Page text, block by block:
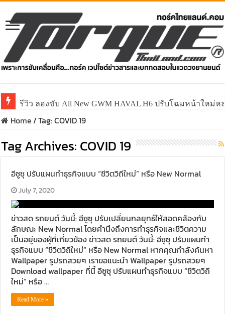
รีวิว ลองขับ All New GWM HAVAL H6 ปรับโฉมหน้าใหม่
Home/Tag:COVID 19
Tag Archives: COVID 19
อีซูซุ ปรับแผนทำธุรกิจแบบ “ชีวิตวิถีใหม่” หรือ New Normal
July 7, 2020
ข่าวสด รถยนต์ วันนี้: อีซูซุ ปรับเปลี่ยนกลยุทธ์ให้สอดคล้องกับ
ลักษณะ New Normal โดยคำนึงถึงการทำธุรกิจและชีวิตความ
เป็นอยู่ของผู้ที่เกี่ยวข้อง ข่าวสด รถยนต์ วันนี้: อีซูซุ ปรับแผนทำ
ธุรกิจแบบ “ชีวิตวิถีใหม่” หรือ New Normal หากคุณกำลังค้นหา
Wallpaper รูปรถสวยๆ เราขอแนะนำ Wallpaper รูปรถสวยๆ
Download wallpaper ที่นี้ อีซูซุ ปรับแผนทำธุรกิจแบบ “ชีวิตวิถี
ใหม่” หรือ …
Read More »